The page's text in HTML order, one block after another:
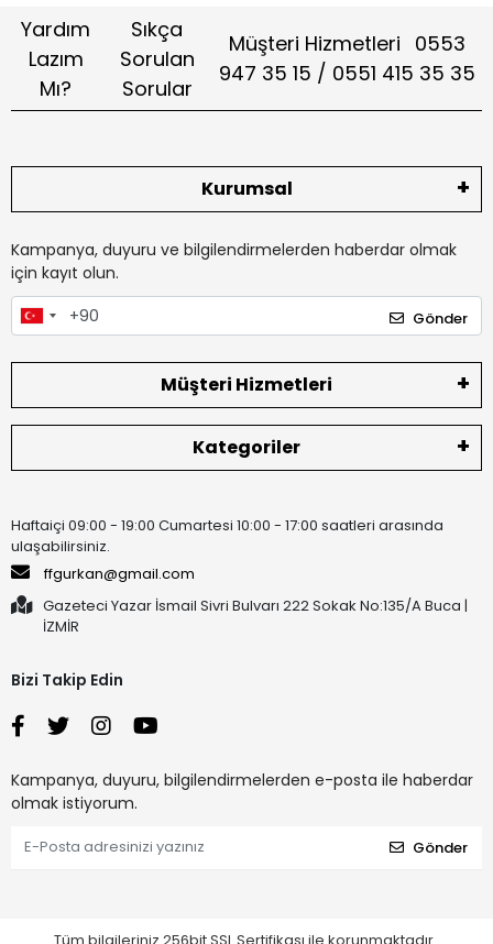
Yardım
Lazım
Mı?
Sıkça
Sorulan
Sorular
Müşteri Hizmetleri 0553
947 35 15 / 0551 415 35 35
Kurumsal
Kampanya, duyuru ve bilgilendirmelerden haberdar olmak
için kayıt olun.
Gönder
Müşteri Hizmetleri
Kategoriler
Haftaiçi 09:00 - 19:00 Cumartesi 10:00 - 17:00 saatleri arasında
ulaşabilirsiniz.
ffgurkan@gmail.com
Gazeteci Yazar İsmail Sivri Bulvarı 222 Sokak No:135/A Buca |
İZMİR
Bizi Takip Edin
Kampanya, duyuru, bilgilendirmelerden e-posta ile haberdar
olmak istiyorum.
Gönder